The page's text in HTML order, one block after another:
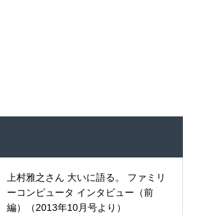
上村雅之さん 大いに語る。 ファミリ
ーコンピュータ インタビュー（前
編）（2013年10月号より）